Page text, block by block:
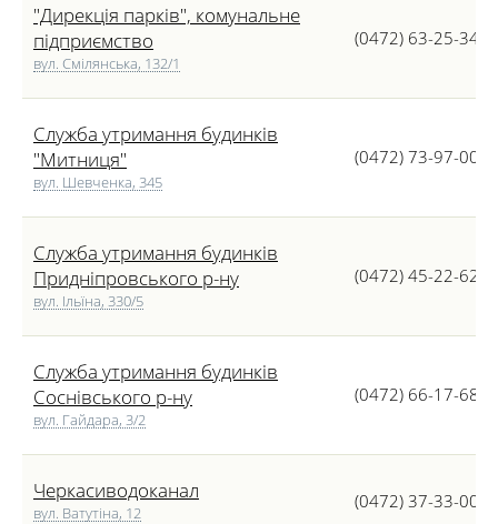
"Дирекція парків", комунальне
підприємство
вул. Смілянська, 132/1
(0472) 63-25-34
Служба утримання будинків
"Митниця"
вул. Шевченка, 345
(0472) 73-97-00
Служба утримання будинків
Придніпровського р-ну
вул. Ільїна, 330/5
(0472) 45-22-62
Служба утримання будинків
Соснівського р-ну
вул. Гайдара, 3/2
(0472) 66-17-68
Черкасиводоканал
вул. Ватутіна, 12
(0472) 37-33-00